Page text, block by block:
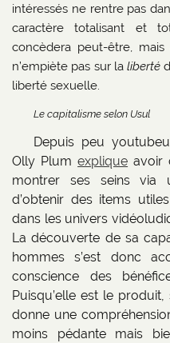
intéressés ne rentre pas
caractère totalisant et
concèdera peut-être,
n’empiète pas sur la liberté
liberté sexuelle.
Le capitalisme selon Usul
Depuis peu
Olly Plumexplique avoir
montrer ses seins via
d’obtenir des items
dans les univers
La découverte de sa
hommes s’est donc
conscience des
Puisqu’elle est le
donne une
moins pédante mais